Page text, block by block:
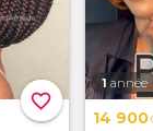
favorite_border
1 année
14 900